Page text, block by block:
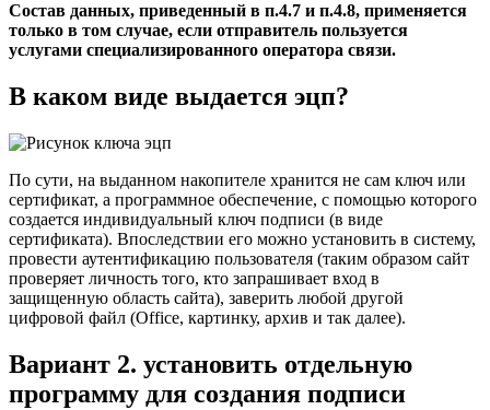
Состав данных, приведенный в п.4.7 и п.4.8, применяется
только в том случае, если отправитель пользуется
услугами специализированного оператора связи.
В каком виде выдается эцп?
По сути, на выданном накопителе хранится не сам ключ или
сертификат, а программное обеспечение, с помощью которого
создается индивидуальный ключ подписи (в виде
сертификата). Впоследствии его можно установить в систему,
провести аутентификацию пользователя (таким образом сайт
проверяет личность того, кто запрашивает вход в
защищенную область сайта), заверить любой другой
цифровой файл (Office, картинку, архив и так далее).
Вариант 2. установить отдельную
программу для создания подписи